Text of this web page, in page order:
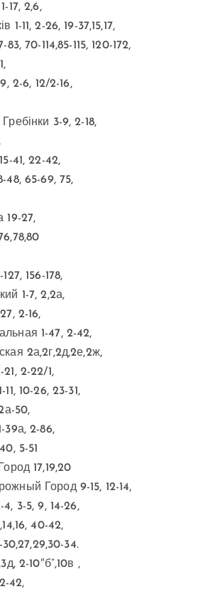
17, 2,6,
1-11, 2-26, 19-37,15,17,
70-114,85-115, 120-172,
2-6, 12/2-16,
3-9, 2-18,
41, 22-42,
48, 65-69, 75,
19-27,
156-178,
1-7, 2,2а,
2-16,
1-47, 2-42,
2а,2г,2д,2е,2ж,
2-22/1,
10-26, 23-31,
50,
39а, 2-86,
5-51
17,19,20
Город 9-15, 12-14,
3-5, 9, 14-26,
40-42,
30,27,29,30-34.
2-10″б”,10в ,
42,